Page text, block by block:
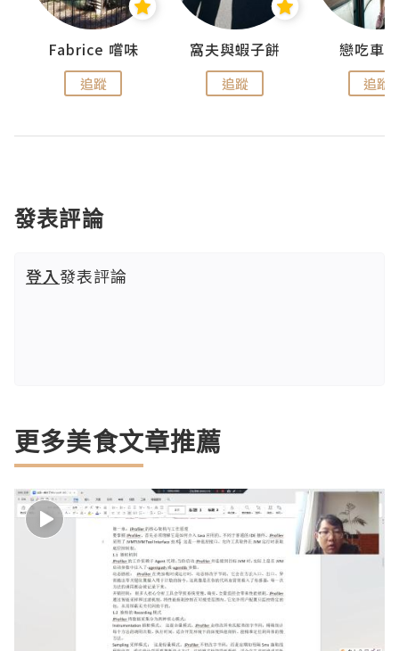
Fabrice 嚐味
追蹤
窩夫與蝦子餅
追蹤
戀吃車
追蹤
發表評論
登入發表評論
更多美食文章推薦